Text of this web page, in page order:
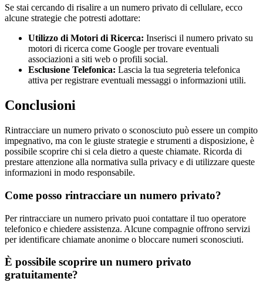
Se stai cercando di risalire a un numero privato di cellulare, ecco
alcune strategie che potresti adottare:
Utilizzo di Motori di Ricerca: Inserisci il numero privato su
motori di ricerca come Google per trovare eventuali
associazioni a siti web o profili social.
Esclusione Telefonica: Lascia la tua segreteria telefonica
attiva per registrare eventuali messaggi o informazioni utili.
Conclusioni
Rintracciare un numero privato o sconosciuto può essere un compito
impegnativo, ma con le giuste strategie e strumenti a disposizione, è
possibile scoprire chi si cela dietro a queste chiamate. Ricorda di
prestare attenzione alla normativa sulla privacy e di utilizzare queste
informazioni in modo responsabile.
Come posso rintracciare un numero privato?
Per rintracciare un numero privato puoi contattare il tuo operatore
telefonico e chiedere assistenza. Alcune compagnie offrono servizi
per identificare chiamate anonime o bloccare numeri sconosciuti.
È possibile scoprire un numero privato
gratuitamente?